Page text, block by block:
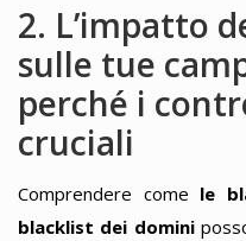
2. L’impatto
sulle tue
perché i
cruciali
Comprendere come le
blacklist dei domini